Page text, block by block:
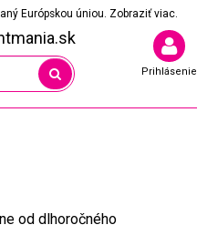
Európskou úniou. Zobraziť viac.
Prihlásenie
od dlhoročného